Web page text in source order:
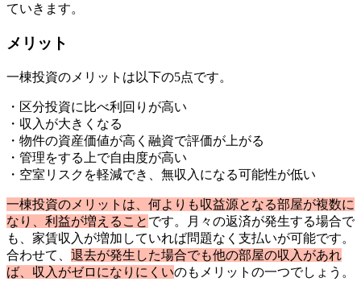
ていきます。
メリット
一棟投資のメリットは以下の5点です。
・区分投資に比べ利回りが高い
・収入が大きくなる
・物件の資産価値が高く融資で評価が上がる
・管理をする上で自由度が高い
・空室リスクを軽減でき、無収入になる可能性が低い
一棟投資のメリットは、何よりも収益源となる部屋が複数に
なり、利益が増えること です。月々の返済が発生する場合で
も、家賃収入が増加していれば問題なく支払いが可能です。
合わせて、 退去が発生した場合でも他の部屋の収入があれ
ば、収入がゼロになりにくいのもメリットの一つでしょう。